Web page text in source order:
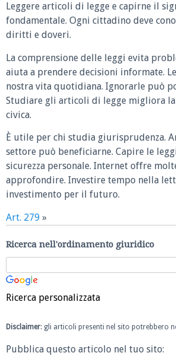
Leggere articoli di legge e capirne il
fondamentale. Ogni cittadino deve
diritti e doveri.
La comprensione delle leggi evita
aiuta a prendere decisioni informate.
nostra vita quotidiana. Ignorarle può
Studiare gli articoli di legge migliora la
civica.
È utile per chi studia giurisprudenza.
settore può beneficiarne. Capire le
sicurezza personale. Internet offre
approfondire. Investire tempo nella
investimento per il futuro.
Art. 279 »
Ricerca nell'ordinamento giuridico
Ricerca personalizzata
Disclaimer: gli articoli presenti nel sito potrebbero
Pubblica questo articolo nel tuo sito: